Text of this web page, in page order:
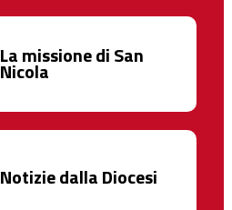
La missione di San
Nicola
Notizie dalla Diocesi